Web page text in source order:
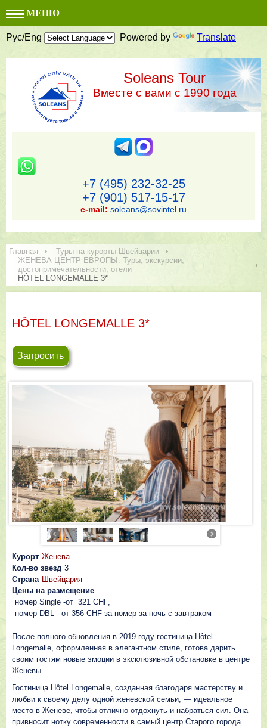
МЕНЮ
Рус/Eng Powered by Translate
Soleans Tour
Вместе с вами с 1990 года
+7 (495) 232-32-25
+7 (901) 517-15-17
e-mail: soleans@sovintel.ru
Главная
Туры на курорты Швейцарии
ЖЕНЕВА-ЦЕНТР ЕВРОПЫ. Туры, экскурсии,
достопримечательности, отели
HÔTEL LONGEMALLE 3*
HÔTEL LONGEMALLE 3*
Запросить
Курорт Женева
Кол-во звезд 3
Страна Швейцария
Цены на размещение
номер Single -от 321 CHF,
номер DBL - от 356 CHF за номер за ночь с завтраком
После полного обновления в 2019 году гостиница Hôtel
Longemalle, оформленная в элегантном стиле, готова дарить
своим гостям новые эмоции в эксклюзивной обстановке в центре
Женевы.
Гостиница Hôtel Longemalle, созданная благодаря мастерству и
любви к своему делу одной женевской семьи, — идеальное
место в Женеве, чтобы отлично отдохнуть и набраться сил. Она
привносит нотку современности в самый центр Старого города.